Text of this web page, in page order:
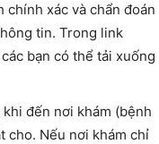
xác và chẩn đoán
tin. Trong link
bạn có thể tải xuống
đến nơi khám (bệnh
cho. Nếu nơi khám chỉ